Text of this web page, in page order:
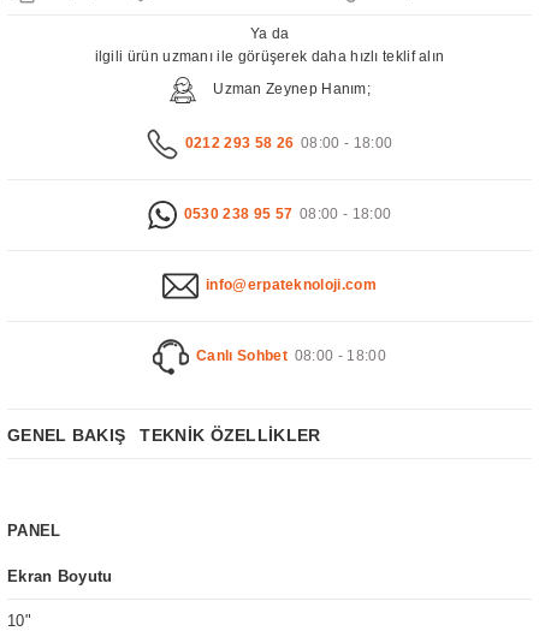
Ya da
ilgili ürün uzmanı ile görüşerek daha hızlı teklif alın
Uzman Zeynep Hanım;
0212 293 58 26 08:00 - 18:00
0530 238 95 57 08:00 - 18:00
info@erpateknoloji.com
Canlı Sohbet 08:00 - 18:00
GENEL BAKIŞ TEKNİK ÖZELLİKLER
PANEL
Ekran Boyutu
10"